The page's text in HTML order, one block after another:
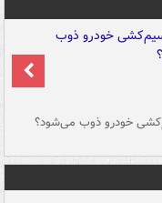
خودرو ذوب می‌شود؟